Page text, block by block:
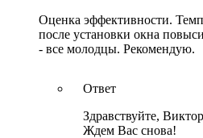
Оценка эффективности.
после установки окна
- все молодцы. Рекомендую.
Ответ
Здравствуйте,
Ждем Вас снова!